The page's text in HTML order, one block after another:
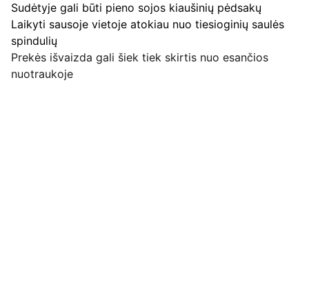
Sudėtyje gali būti pieno sojos kiaušinių pėdsakų
Laikyti sausoje vietoje atokiau nuo tiesioginių saulės
spindulių
Prekės išvaizda gali šiek tiek skirtis nuo esančios
nuotraukoje